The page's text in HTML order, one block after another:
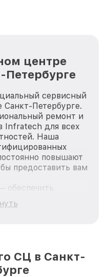
центре
Петербурге
сервисный
Петербурге.
ремонт и
Infratech для всех
Наша
повышают
предоставить вам
ремонт для
Infratech,
Infratech в
постоянно
СЦ в Санкт-